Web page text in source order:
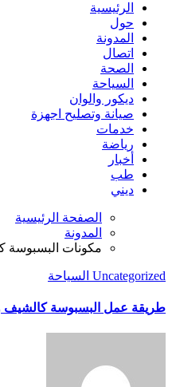
الرئيسية
حول
المدونة
اتصال
الصحة
السياحة
ديكور والوان
صيانة وتصليح اجهزة
خدمات
رياضة
أخبار
طب
ديني
الصفحة الرئيسية
المدونة
مكونات البسبوسة
Uncategorized السياحة
طريقة عمل البسبوسة كالشيف